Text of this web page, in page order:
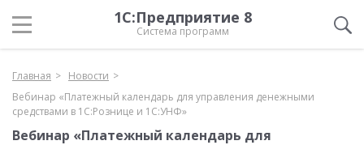
1С:Предприятие 8
Система программ
Главная
Новости
Вебинар «Платежный календарь для управления денежными
средствами в 1С:Рознице и 1С:УНФ»
Вебинар «Платежный календарь для